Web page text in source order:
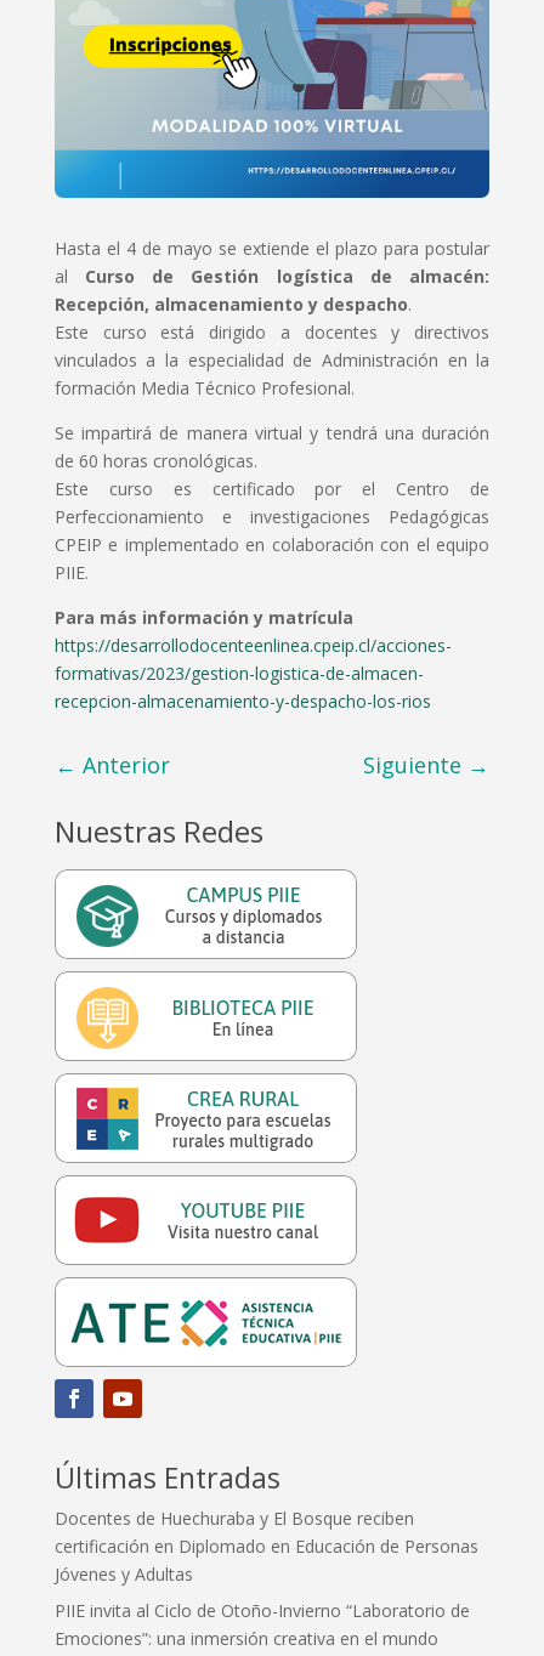
Hasta el 4 de mayo se extiende el plazo para postular
al Curso de Gestión logística de almacén:
Recepción, almacenamiento y despacho.
Este curso está dirigido a docentes y directivos
vinculados a la especialidad de Administración en la
formación Media Técnico Profesional.
Se impartirá de manera virtual y tendrá una duración
de 60 horas cronológicas.
Este curso es certificado por el Centro de
Perfeccionamiento e investigaciones Pedagógicas
CPEIP e implementado en colaboración con el equipo
PIIE.
Para más información y matrícula
https://desarrollodocenteenlinea.cpeip.cl/acciones-
formativas/2023/gestion-logistica-de-almacen-
recepcion-almacenamiento-y-despacho-los-rios
← Anterior Siguiente →
Nuestras Redes
Últimas Entradas
Docentes de Huechuraba y El Bosque reciben
certificación en Diplomado en Educación de Personas
Jóvenes y Adultas
PIIE invita al Ciclo de Otoño-Invierno “Laboratorio de
Emociones”: una inmersión creativa en el mundo